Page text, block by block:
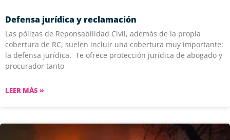
Defensa jurídica y reclamación
Las pólizas de Reponsabilidad Civil, además de la propia
cobertura de RC, suelen incluir una cobertura muy importante:
la defensa jurídica. Te ofrece protección jurídica de abogado y
procurador tanto
LEER MÁS »